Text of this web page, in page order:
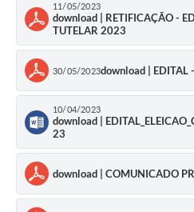
11/05/2023
download | RETIFICAÇÃO -
TUTELAR 2023
30/05/2023download | EDITAL
10/04/2023
download |
23
download | COMUNICADO